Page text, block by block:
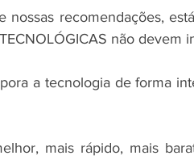
nossas recomendações,
não devem
a tecnologia de forma
mais rápido, mais